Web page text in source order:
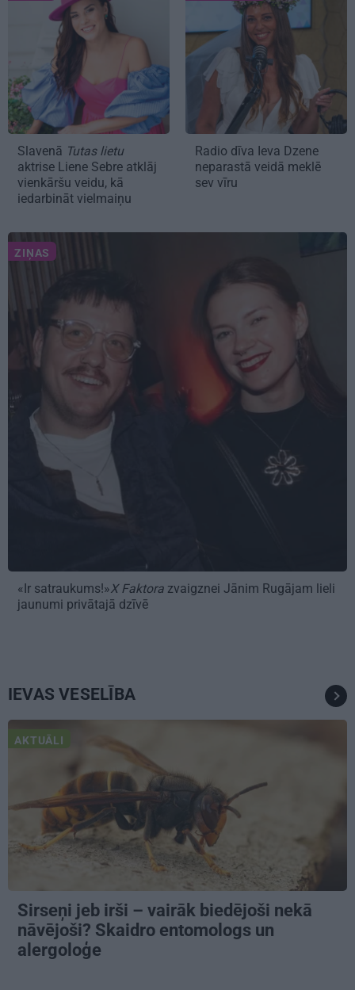
Slavenā Tutas lietu
aktrise Liene Sebre atklāj
vienkāršu veidu, kā
iedarbināt vielmaiņu
Radio dīva Ieva Dzene
neparastā veidā meklē
sev vīru
ZIŅAS
«Ir satraukums!»X Faktora zvaigznei Jānim Rugājam lieli
jaunumi privātajā dzīvē
IEVAS VESELĪBA
AKTUĀLI
Sirseņi jeb irši – vairāk biedējoši nekā
nāvējoši? Skaidro entomologs un
alergoloģe